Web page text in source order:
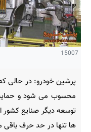
15007
پرشین خودرو: در حالی
محسوب می شود و
توسعه دیگر صنایع کشور
ها تنها در حد حرف